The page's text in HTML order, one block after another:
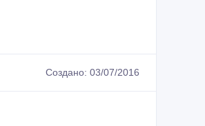
Создано: 03/07/2016